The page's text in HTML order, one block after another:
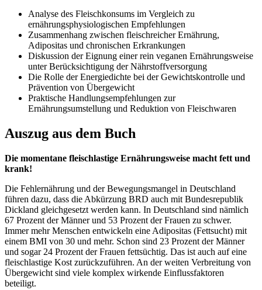
Analyse des Fleischkonsums im Vergleich zu
ernährungsphysiologischen Empfehlungen
Zusammenhang zwischen fleischreicher Ernährung,
Adipositas und chronischen Erkrankungen
Diskussion der Eignung einer rein veganen Ernährungsweise
unter Berücksichtigung der Nährstoffversorgung
Die Rolle der Energiedichte bei der Gewichtskontrolle und
Prävention von Übergewicht
Praktische Handlungsempfehlungen zur
Ernährungsumstellung und Reduktion von Fleischwaren
Auszug aus dem Buch
Die momentane fleischlastige Ernährungsweise macht fett und
krank!
Die Fehlernährung und der Bewegungsmangel in Deutschland
führen dazu, dass die Abkürzung BRD auch mit Bundesrepublik
Dickland gleichgesetzt werden kann. In Deutschland sind nämlich
67 Prozent der Männer und 53 Prozent der Frauen zu schwer.
Immer mehr Menschen entwickeln eine Adipositas (Fettsucht) mit
einem BMI von 30 und mehr. Schon sind 23 Prozent der Männer
und sogar 24 Prozent der Frauen fettsüchtig. Das ist auch auf eine
fleischlastige Kost zurückzuführen. An der weiten Verbreitung von
Übergewicht sind viele komplex wirkende Einflussfaktoren
beteiligt.